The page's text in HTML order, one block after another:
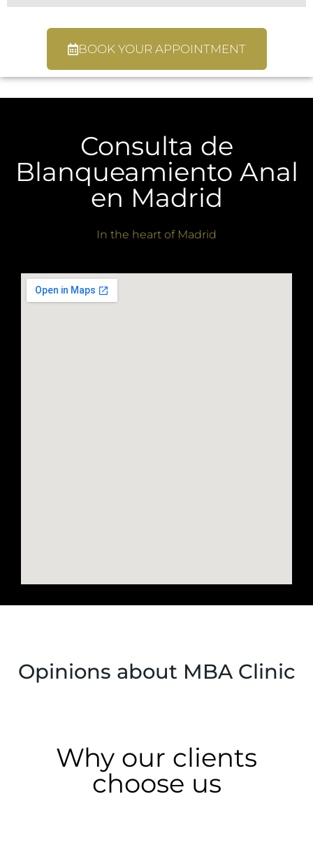
BOOK YOUR APPOINTMENT
Consulta de
Blanqueamiento Anal
en Madrid
In the heart of Madrid
Opinions about MBA Clinic
Why our clients
choose us